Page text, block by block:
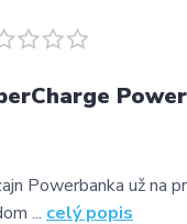
Powerbanka už na
... celý popis